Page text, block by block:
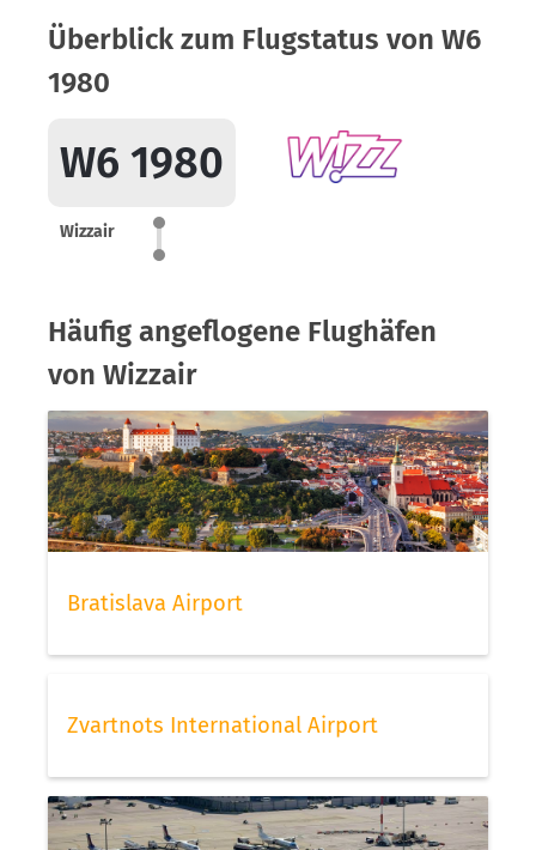
Überblick zum Flugstatus von W6
1980
W6 1980
Wizzair
Häufig angeflogene Flughäfen
von Wizzair
Bratislava Airport
Zvartnots International Airport